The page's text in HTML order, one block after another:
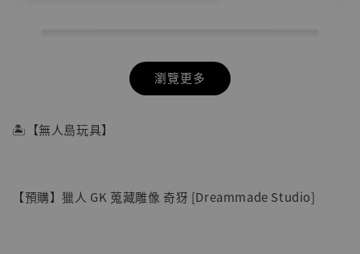
瀏覽更多
🏝【無人島玩具】
【預購】獵人 GK 蒐藏雕像 奇犽 [Dreammade Studio]